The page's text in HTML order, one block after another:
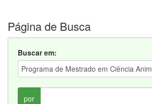
Página de Busca
Buscar em:
por